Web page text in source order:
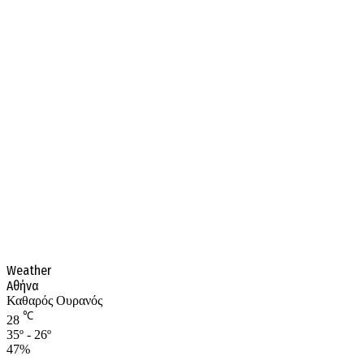
Weather
Αθήνα
Καθαρός Ουρανός
28 ℃
35º - 26º
47%